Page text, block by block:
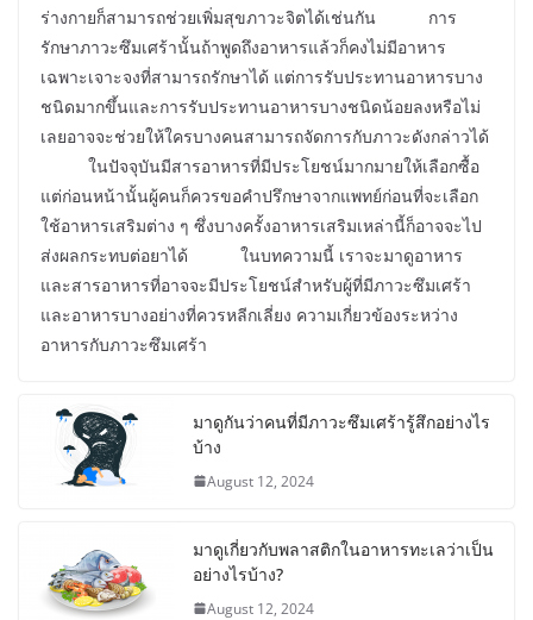
ร่างกายก็สามารถช่วยเพิ่มสุขภาวะจิตได้เช่นกัน การ
รักษาภาวะซึมเศร้านั้นถ้าพูดถึงอาหารแล้วก็คงไม่มีอาหาร
เฉพาะเจาะจงที่สามารถรักษาได้ แต่การรับประทานอาหารบาง
ชนิดมากขึ้นและการรับประทานอาหารบางชนิดน้อยลงหรือไม่
เลยอาจจะช่วยให้ใครบางคนสามารถจัดการกับภาวะดังกล่าวได้
ในปัจจุบันมีสารอาหารที่มีประโยชน์มากมายให้เลือกซื้อ
แต่ก่อนหน้านั้นผู้คนก็ควรขอคำปรึกษาจากแพทย์ก่อนที่จะเลือก
ใช้อาหารเสริมต่าง ๆ ซึ่งบางครั้งอาหารเสริมเหล่านี้ก็อาจจะไป
ส่งผลกระทบต่อยาได้ ในบทความนี้ เราจะมาดูอาหาร
และสารอาหารที่อาจจะมีประโยชน์สำหรับผู้ที่มีภาวะซึมเศร้า
และอาหารบางอย่างที่ควรหลีกเลี่ยง ความเกี่ยวข้องระหว่าง
อาหารกับภาวะซึมเศร้า
มาดูกันว่าคนที่มีภาวะซึมเศร้ารู้สึกอย่างไร
บ้าง
August 12, 2024
มาดูเกี่ยวกับพลาสติกในอาหารทะเลว่าเป็น
อย่างไรบ้าง?
August 12, 2024